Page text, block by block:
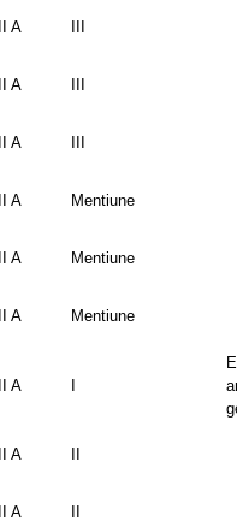
III A
III A
III A
III A Mentiune
III A Mentiune
III A Mentiune
III A
III A
III A